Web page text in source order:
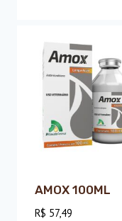
AMOX 100ML
R$ 57,49